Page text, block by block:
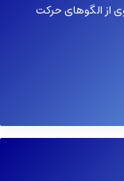
از الگوهای حرکت